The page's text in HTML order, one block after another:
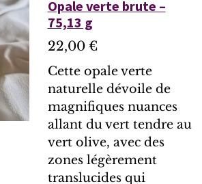
Opale verte brute –
75,13 g
22,00 €
Cette opale verte
naturelle dévoile de
magnifiques nuances
allant du vert tendre au
vert olive, avec des
zones légèrement
translucides qui